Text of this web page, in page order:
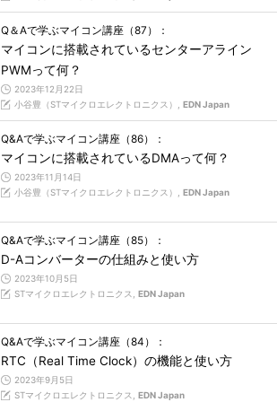
Q＆Aで学ぶマイコン講座（87）：
マイコンに搭載されているセンターアライン
PWMって何？
2023年12月22日
小谷豊（STマイクロエレクトロニクス）, EDN Japan
Q&Aで学ぶマイコン講座（86）：
マイコンに搭載されているDMAって何？
2023年11月14日
小谷豊（STマイクロエレクトロニクス）, EDN Japan
Q&Aで学ぶマイコン講座（85）：
D-Aコンバーターの仕組みと使い方
2023年10月5日
STマイクロエレクトロニクス, EDN Japan
Q&Aで学ぶマイコン講座（84）：
RTC（Real Time Clock）の機能と使い方
2023年9月5日
STマイクロエレクトロニクス, EDN Japan